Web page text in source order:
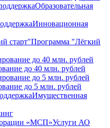
Образовательная
Инновационная
Программа "Лёгкий
до 40 млн. рублей
до 5 млн. рублей
Имущественная
Услуги АО